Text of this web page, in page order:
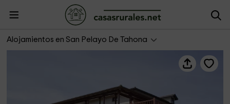
Alojamientos en San Pelayo De Tahona